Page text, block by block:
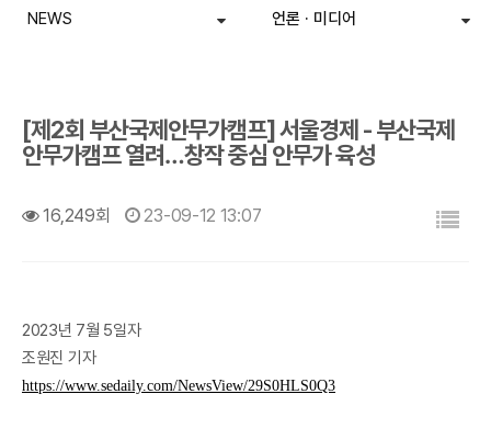
NEWS 언론 · 미디어
[제2회 부산국제안무가캠프] 서울경제 - 부산국제
안무가캠프 열려…창작 중심 안무가 육성
16,249회 23-09-12 13:07
2023년 7월 5일자
조원진 기자
https://www.sedaily.com/NewsView/29S0HLS0Q3